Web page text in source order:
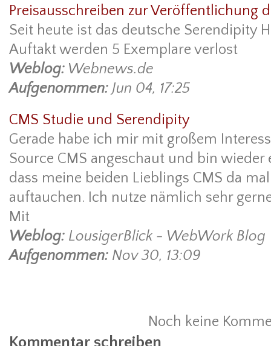
Preisausschreiben zur Veröffentlichung
Seit heute ist das deutsche Serendipity
Auftakt werden 5 Exemplare verlost
Weblog: Webnews.de
Aufgenommen: Jun 04, 17:25
CMS Studie und Serendipity
Gerade habe ich mir mit großem
Source CMS angeschaut und bin
dass meine beiden Lieblings CMS da
auftauchen. Ich nutze nämlich sehr
Mit
Weblog: LousigerBlick - WebWork Blog
Aufgenommen: Nov 30, 13:09
Noch keine
Kommentar schreiben